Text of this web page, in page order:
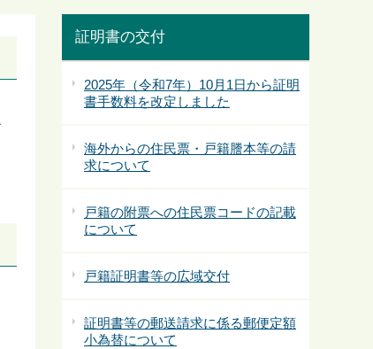
証明書の交付
2025年（令和7年）10月1日から証明
書手数料を改定しました
海外からの住民票・戸籍謄本等の請
求について
戸籍の附票への住民票コードの記載
について
戸籍証明書等の広域交付
証明書等の郵送請求に係る郵便定額
小為替について